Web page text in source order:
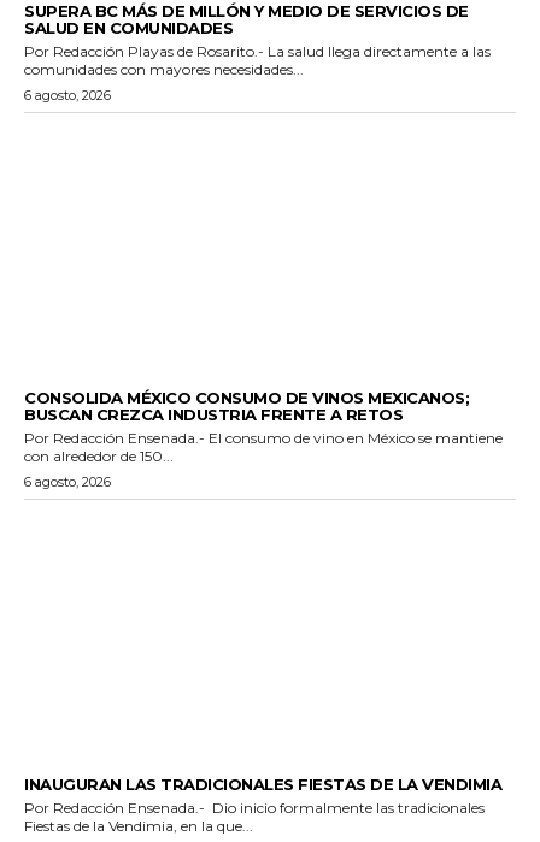
SUPERA BC MÁS DE MILLÓN Y MEDIO DE SERVICIOS DE
SALUD EN COMUNIDADES
Por Redacción Playas de Rosarito.- La salud llega directamente a las
comunidades con mayores necesidades...
6 agosto, 2026
CONSOLIDA MÉXICO CONSUMO DE VINOS MEXICANOS;
BUSCAN CREZCA INDUSTRIA FRENTE A RETOS
Por Redacción Ensenada.- El consumo de vino en México se mantiene
con alrededor de 150...
6 agosto, 2026
INAUGURAN LAS TRADICIONALES FIESTAS DE LA VENDIMIA
Por Redacción Ensenada.- Dio inicio formalmente las tradicionales
Fiestas de la Vendimia, en la que...